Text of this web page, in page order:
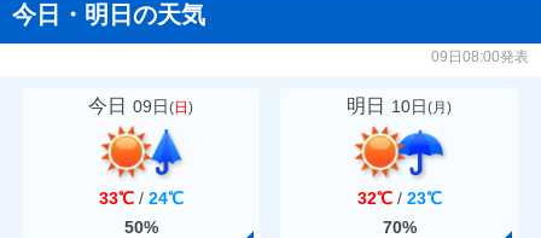
今日・明日の天気
09日08:00発表
今日 09日(日)
33℃ / 24℃
50%
明日 10日(月)
32℃ / 23℃
70%